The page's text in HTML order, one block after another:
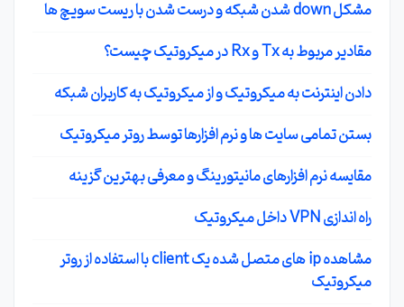
مشکل down شدن شبکه و درست شدن با ریست سویچ ها
مقادیر مربوط به Tx و Rx در میکروتیک چیست؟
دادن اینترنت به میکروتیک و از میکروتیک به کاربران شبکه
بستن تمامی سایت ها و نرم افزارها توسط روتر میکروتیک
مقایسه نرم افزارهای مانیتورینگ و معرفی بهترین گزینه
راه اندازی VPN داخل میکروتیک
مشاهده ip های متصل شده یک client با استفاده از روتر
میکروتیک